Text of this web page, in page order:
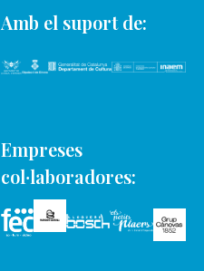
Amb el suport de:
Empreses
col·laboradores: